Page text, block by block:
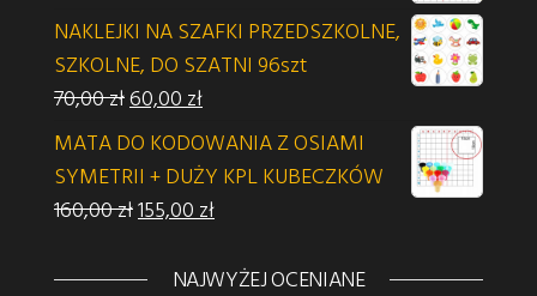
NAKLEJKI NA SZAFKI PRZEDSZKOLNE,
SZKOLNE, DO SZATNI 96szt
70,00złPierwotna cena wynosiła: 70,00 zł.
60,00 złAktualna cena wynosi: 60,00 zł.
MATA DO KODOWANIA Z OSIAMI
SYMETRII + DUŻY KPL KUBECZKÓW
160,00złPierwotna cena wynosiła: 160,00 zł.
155,00 złAktualna cena wynosi: 155,00 zł.
NAJWYŻEJ OCENIANE